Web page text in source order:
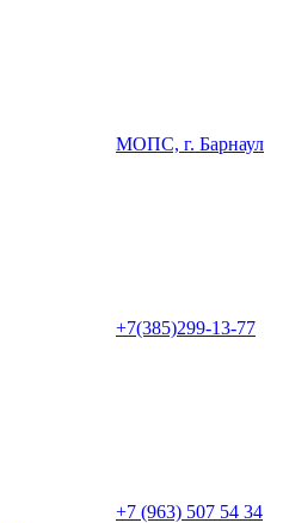
МОПС, г. Барнаул
+7(385)299-13-77
+7 (963) 507 54 34